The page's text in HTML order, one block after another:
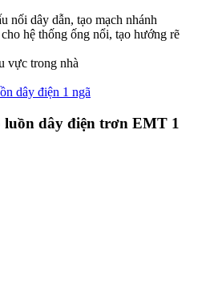
nối dây dẫn, tạo mạch nhánh
hệ thống ống nổi, tạo hướng rẽ
vực trong nhà
luồn dây điện trơn EMT 1